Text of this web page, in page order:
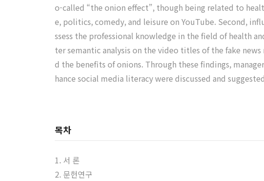
o-called “the onion effect”, though being related to
e, politics, comedy, and leisure on YouTube. Second,
ssess the professional knowledge in the field of health
ter semantic analysis on the video titles of the fake
d the benefits of onions. Through these findings,
hance social media literacy were discussed and
목차
1. 서 론
2. 문헌연구